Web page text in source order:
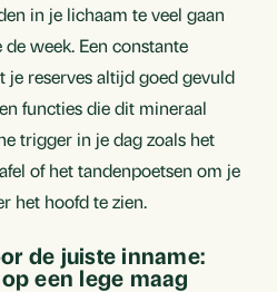
in je lichaam te veel gaan
week. Een constante
je reserves altijd goed gevuld
functies die dit mineraal
trigger in je dag zoals het
of het tandenpoetsen om je
het hoofd te zien.
de juiste inname:
een lege maag